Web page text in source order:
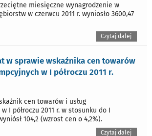
miesięczne wynagrodzenie w
w czerwcu 2011 r. wyniosło 3600,47
Czytaj dalej
w sprawie wskaźnika cen towarów
w I półroczu 2011 r.
cen towarów i usług
I półroczu 2011 r. w stosunku do I
104,2 (wzrost cen o 4,2%).
Czytaj dalej